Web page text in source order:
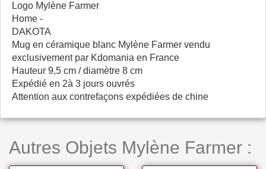
Logo Mylène Farmer
Home -
DAKOTA
Mug en céramique blanc Mylène Farmer vendu
exclusivement par Kdomania en France
Hauteur 9,5 cm / diamètre 8 cm
Expédié en 2à 3 jours ouvrés
Attention aux contrefaçons expédiées de chine
Autres Objets Mylène Farmer :